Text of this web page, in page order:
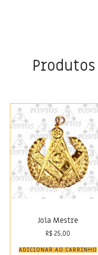
Joia Mestre
R$ 25,00
ADICIONAR AO CARRINHO